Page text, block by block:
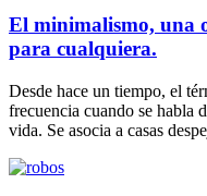
El minimalismo, una
para cualquiera.
Desde hace un tiempo, el
frecuencia cuando se habla
vida. Se asocia a casas